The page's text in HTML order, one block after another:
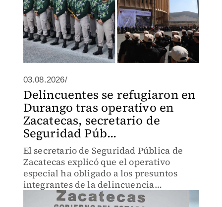
03.08.2026/
Delincuentes se refugiaron en
Durango tras operativo en
Zacatecas, secretario de
Seguridad Púb...
El secretario de Seguridad Pública de
Zacatecas explicó que el operativo
especial ha obligado a los presuntos
integrantes de la delincuencia
organizada a abandonar primero la